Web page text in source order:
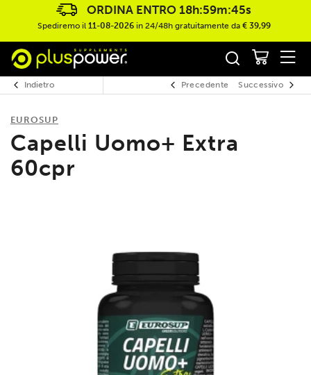
ORDINA ENTRO 18h:59m:44s
Spediremo il 11-08-2026in 24/48h gratuitamente da € 39,99
Indietro Precedente Successivo
EUROSUP
Capelli Uomo+ Extra
60cpr